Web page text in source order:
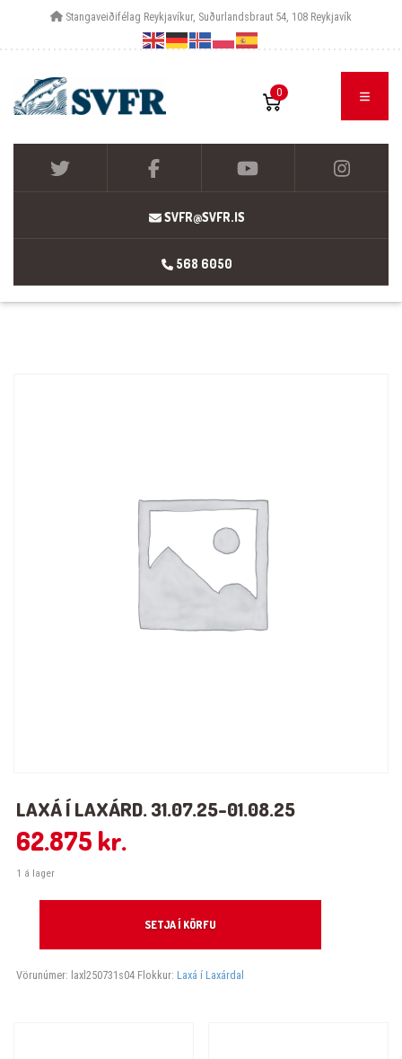
Stangaveiðifélag Reykjavíkur, Suðurlandsbraut 54, 108 Reykjavík
0
SVFR@SVFR.IS
568 6050
LAXÁ Í LAXÁRD. 31.07.25-01.08.25
62.875 kr.
1 á lager
SETJA Í KÖRFU
Vörunúmer: laxl250731s04 Flokkur: Laxá í Laxárdal